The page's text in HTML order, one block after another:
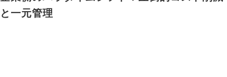
と一元管理